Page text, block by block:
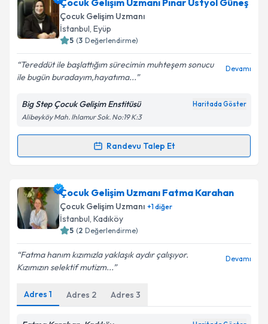
Çocuk Gelişim Uzmanı Pınar Üstyol Güneş
Çocuk Gelişim Uzmanı
İstanbul, Eyüp
5 (3 Değerlendirme)
Tereddüt ile başlattığım sürecimin muhteşem sonucu
ile bugün buradayım,hayatıma...
Devamı
Big Step Çocuk Gelişim Enstitüsü Haritada Göster
Alibeyköy Mah. Ihlamur Sok. No:19 K:3
Randevu Talep Et
Randevu Takvimi Talebi
Çocuk Gelişim Uzmanı Pınar Üstyol Güneşiçin
randevu takvimi talebi oluşturun. Size bu uzmandan
randevu almanız için bir takvim hazırlandığında e-
posta ile bilgilendireceğiz.
E-posta Adresiniz
Kişisel verilerimin işlenmesine ilişkinAydınlatma
Çocuk Gelişim Uzmanı Fatma Karahan
Çocuk Gelişim Uzmanı +1diğer
İstanbul, Kadıköy
5 (2 Değerlendirme)
Fatma hanım kızımızla yaklaşık aydır çalışıyor.
Kızımızın selektif mutizm...
Devamı
Adres 1 Adres 2 Adres 3